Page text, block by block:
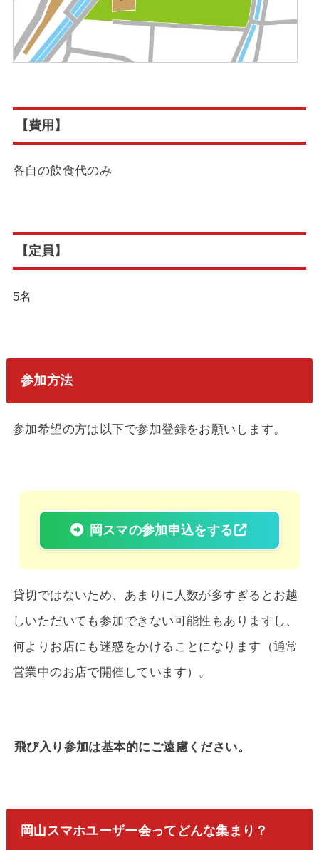
【費用】
各自の飲食代のみ
【定員】
5名
参加方法
参加希望の方は以下で参加登録をお願いします。
岡スマの参加申込をする
貸切ではないため、あまりに人数が多すぎるとお越
しいただいても参加できない可能性もありますし、
何よりお店にも迷惑をかけることになります（通常
営業中のお店で開催しています）。
飛び入り参加は基本的にご遠慮ください。
岡山スマホユーザー会ってどんな集まり？